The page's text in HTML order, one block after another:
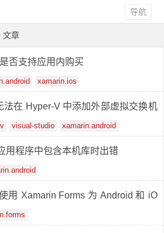
导航
文章
否支持应用内购买
xamarin.ios
法在 Hyper-V 中添加外部虚拟交换机
到网络
visual-studio xamarin.android
用程序中包含本机库时出错
用 Xamarin Forms 为 Android 和 iO